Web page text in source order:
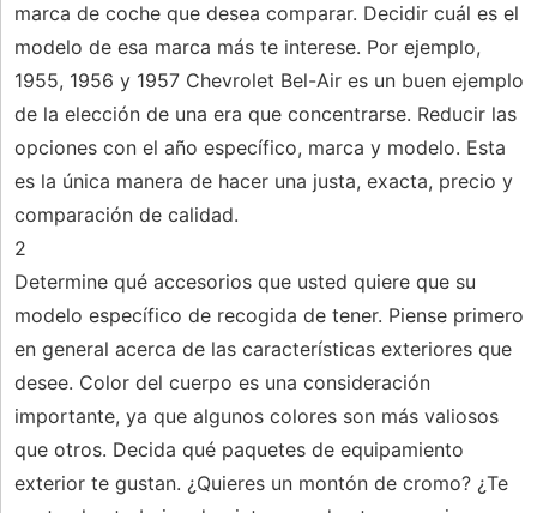
marca de coche que desea comparar. Decidir cuál es el
modelo de esa marca más te interese. Por ejemplo,
1955, 1956 y 1957 Chevrolet Bel-Air es un buen ejemplo
de la elección de una era que concentrarse. Reducir las
opciones con el año específico, marca y modelo. Esta
es la única manera de hacer una justa, exacta, precio y
comparación de calidad.
2
Determine qué accesorios que usted quiere que su
modelo específico de recogida de tener. Piense primero
en general acerca de las características exteriores que
desee. Color del cuerpo es una consideración
importante, ya que algunos colores son más valiosos
que otros. Decida qué paquetes de equipamiento
exterior te gustan. ¿Quieres un montón de cromo? ¿Te